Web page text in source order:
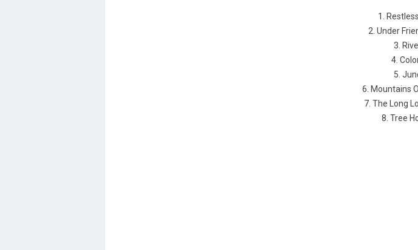
1.
2. Under
3.
4.
5.
6. Mountains
7. The Long
8. Tree